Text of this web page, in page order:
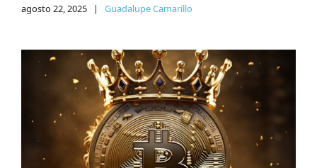
agosto 22, 2025 | Guadalupe Camarillo